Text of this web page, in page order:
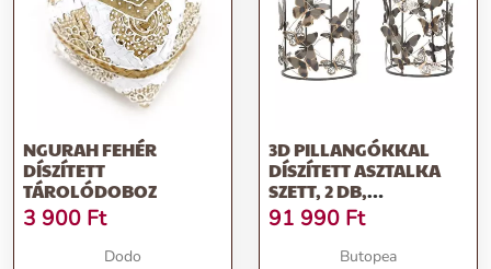
NGURAH FEHÉR
DÍSZÍTETT
TÁROLÓDOBOZ
3 900 Ft
Dodo
3D PILLANGÓKKAL
DÍSZÍTETT ASZTALKA
SZETT, 2 DB,
SÖTÉTSZÜRKE-RÉZ -
NUEE
91 990 Ft
Butopea